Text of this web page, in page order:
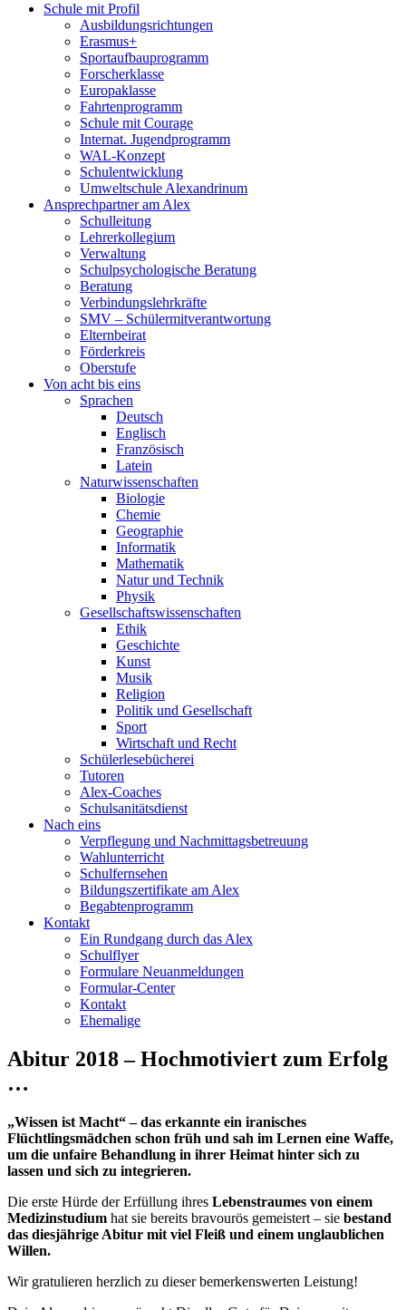
Schule mit Profil
Ausbildungsrichtungen
Erasmus+
Sportaufbauprogramm
Forscherklasse
Europaklasse
Fahrtenprogramm
Schule mit Courage
Internat. Jugendprogramm
WAL-Konzept
Schulentwicklung
Umweltschule Alexandrinum
Ansprechpartner am Alex
Schulleitung
Lehrerkollegium
Verwaltung
Schulpsychologische Beratung
Beratung
Verbindungslehrkräfte
SMV – Schülermitverantwortung
Elternbeirat
Förderkreis
Oberstufe
Von acht bis eins
Sprachen
Deutsch
Englisch
Französisch
Latein
Naturwissenschaften
Biologie
Chemie
Geographie
Informatik
Mathematik
Natur und Technik
Physik
Gesellschaftswissenschaften
Ethik
Geschichte
Kunst
Musik
Religion
Politik und Gesellschaft
Sport
Wirtschaft und Recht
Schülerlesebücherei
Tutoren
Alex-Coaches
Schulsanitätsdienst
Nach eins
Verpflegung und Nachmittagsbetreuung
Wahlunterricht
Schulfernsehen
Bildungszertifikate am Alex
Begabtenprogramm
Kontakt
Ein Rundgang durch das Alex
Schulflyer
Formulare Neuanmeldungen
Formular-Center
Kontakt
Ehemalige
Abitur 2018 – Hochmotiviert zum Erfolg
…
„Wissen ist Macht“ – das erkannte ein iranisches
Flüchtlingsmädchen schon früh und sah im Lernen eine Waffe,
um die unfaire Behandlung in ihrer Heimat hinter sich zu
lassen und sich zu integrieren.
Die erste Hürde der Erfüllung ihres Lebenstraumes von einem
Medizinstudium hat sie bereits bravourös gemeistert – sie bestand
das diesjährige Abitur mit viel Fleiß und einem unglaublichen
Willen.
Wir gratulieren herzlich zu dieser bemerkenswerten Leistung!